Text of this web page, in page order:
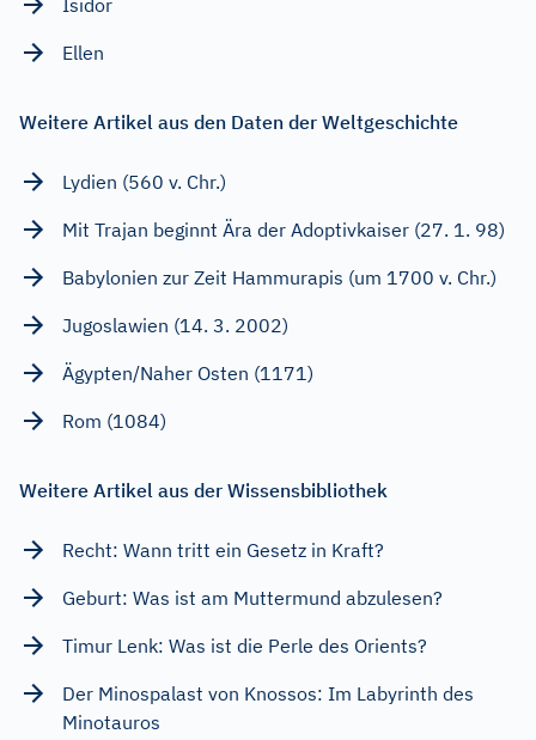
Ellen
Weitere Artikel aus den Daten der Weltgeschichte
Lydien (560 v. Chr.)
Mit Trajan beginnt Ära der Adoptivkaiser (27. 1. 98)
Babylonien zur Zeit Hammurapis (um 1700 v. Chr.)
Jugoslawien (14. 3. 2002)
Ägypten/Naher Osten (1171)
Rom (1084)
Weitere Artikel aus der Wissensbibliothek
Recht: Wann tritt ein Gesetz in Kraft?
Geburt: Was ist am Muttermund abzulesen?
Timur Lenk: Was ist die Perle des Orients?
Der Minospalast von Knossos: Im Labyrinth des
Minotauros